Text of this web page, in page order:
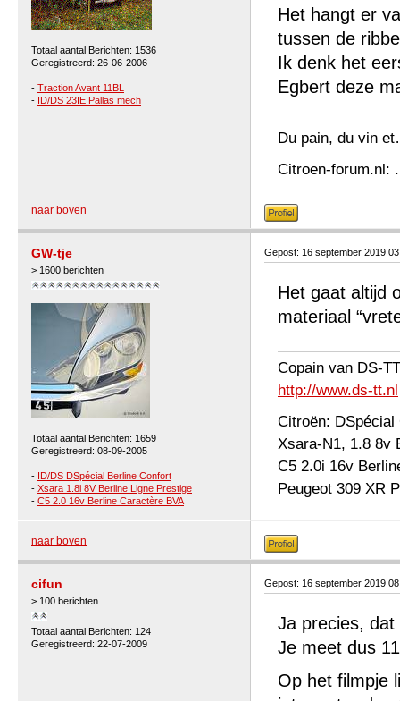
Totaal aantal Berichten: 1536
Geregistreerd: 26-06-2006
- Traction Avant 11BL
- ID/DS 23IE Pallas mech
Het hangt er
tussen de
Ik denk het
Egbert deze
Du pain, du vin
Citroen-forum.nl:
naar boven
GW-tje
> 1600 berichten
Totaal aantal Berichten: 1659
Geregistreerd: 08-09-2005
- ID/DS DSpécial Berline Confort
- Xsara 1.8i 8V Berline Ligne Prestige
- C5 2.0 16v Berline Caractère BVA
Gepost: 16 september 2019
Het gaat altijd
materiaal
Copain van DS-TT
http://www.ds-tt.nl
Citroën: DSpécial
Xsara-N1, 1.8 8v
C5 2.0i 16v
Peugeot 309 XR
naar boven
cifun
> 100 berichten
Totaal aantal Berichten: 124
Geregistreerd: 22-07-2009
Gepost: 16 september 2019
Ja precies, dat
Je meet dus
Op het filmpje